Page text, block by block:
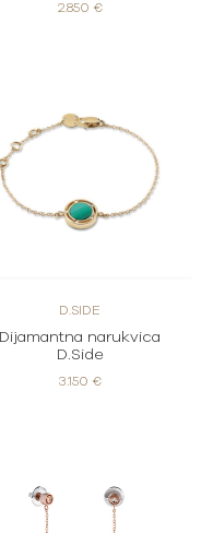
2.850 €
D.SIDE
Dijamantna narukvica
D.Side
3.150 €